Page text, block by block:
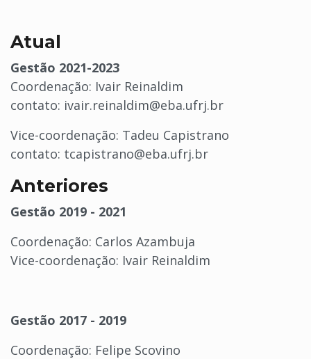
Atual
Gestão 2021-2023
Coordenação: Ivair Reinaldim
contato: ivair.reinaldim@eba.ufrj.br
Vice-coordenação: Tadeu Capistrano
contato: tcapistrano@eba.ufrj.br
Anteriores
Gestão 2019 - 2021
Coordenação: Carlos Azambuja
Vice-coordenação: Ivair Reinaldim
Gestão 2017 - 2019
Coordenação: Felipe Scovino